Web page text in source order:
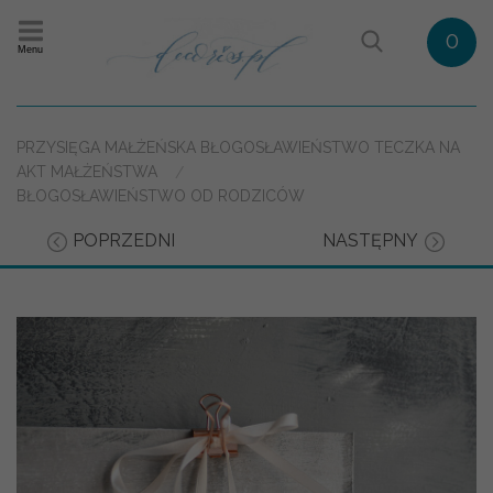
Menu 0
PRZYSIĘGA MAŁŻEŃSKA BŁOGOSŁAWIEŃSTWO TECZKA NA
AKT MAŁŻEŃSTWA
BŁOGOSŁAWIEŃSTWO OD RODZICÓW
POPRZEDNI NASTĘPNY